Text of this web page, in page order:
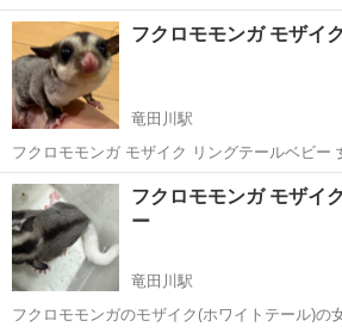
フクロモモンガ モザイ
竜田川駅
フクロモモンガ モザイク リングテールベビー
しっぽに可愛いリングがあります😊 離乳もし
す！ お問い合わせお待ちしております🙇‍♀️
奈良 生駒郡 竜田川駅 ペットショッ
フクロモモンガ モザイ
ー
竜田川駅
フクロモモンガのモザイク(ホワイトテール)の